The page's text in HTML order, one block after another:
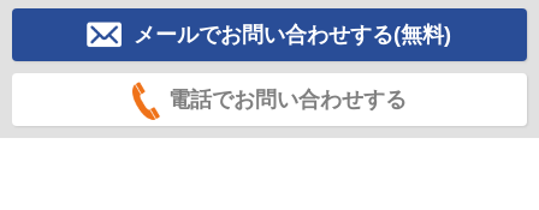
メールでお問い合わせする(無料)
電話でお問い合わせする